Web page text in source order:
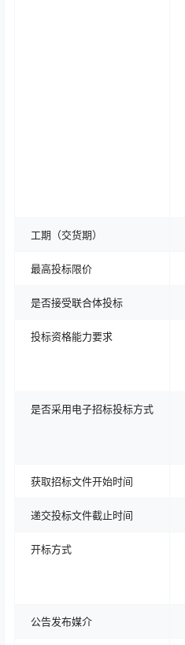
工期（交货期）
最高投标限价
是否接受联合体投标
投标资格能力要求
是否采用电子招标投标方式
获取招标文件开始时间
递交投标文件截止时间
开标方式
公告发布媒介